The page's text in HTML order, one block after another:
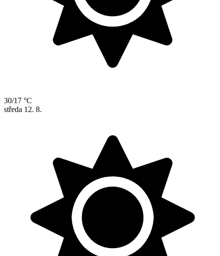
30/17 °C
středa 12. 8.